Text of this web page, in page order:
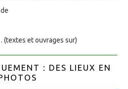
(textes et ouvrages sur)
: DES LIEUX EN